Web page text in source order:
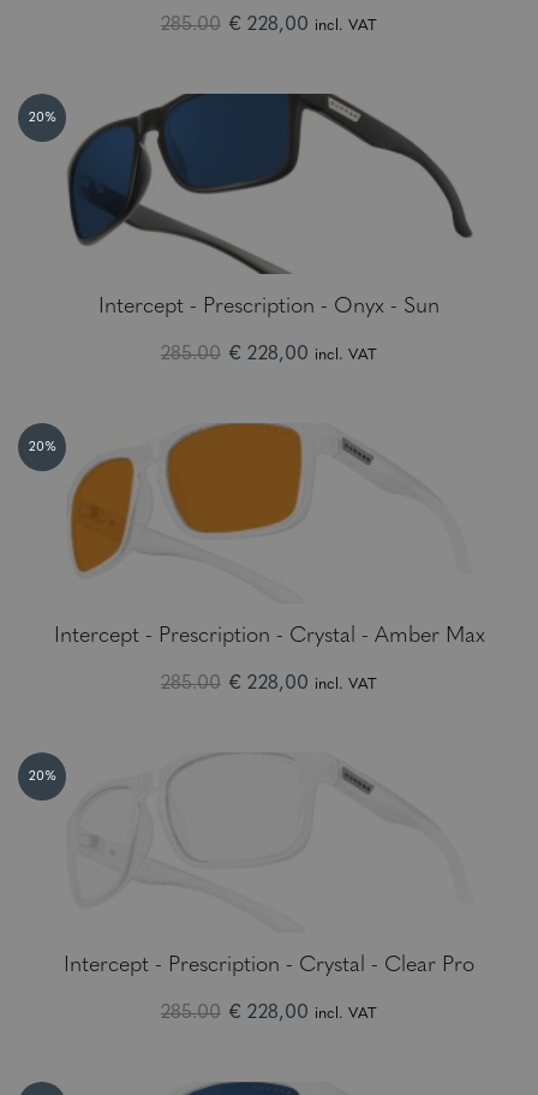
285.00 € 228,00 incl. VAT
20%
Intercept - Prescription - Onyx - Sun
285.00 € 228,00 incl. VAT
20%
Intercept - Prescription - Crystal - Amber Max
285.00 € 228,00 incl. VAT
20%
Intercept - Prescription - Crystal - Clear Pro
285.00 € 228,00 incl. VAT